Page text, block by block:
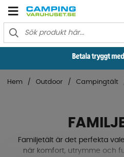
Hem Outdoor Campingtält
Familjetält är det perfekta
när komfort, utrymme och